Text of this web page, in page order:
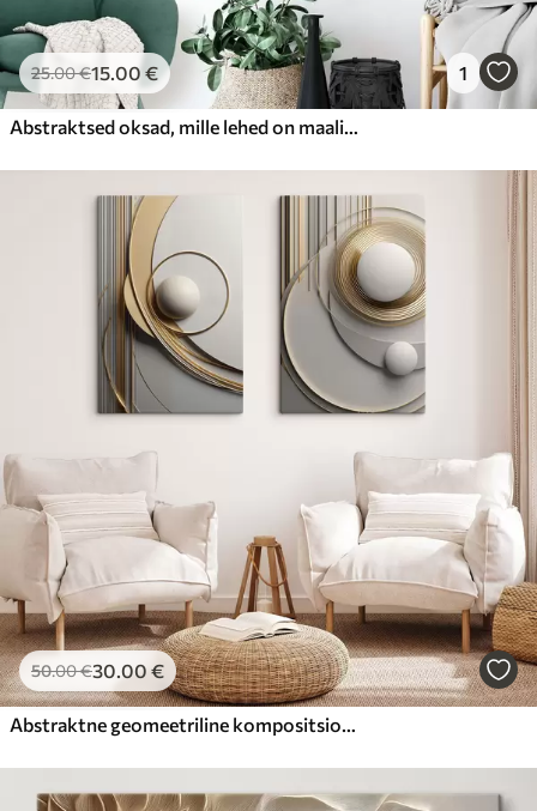
25.00€15.00 € 1
Abstraktsed oksad, mille lehed on maalitud
50.00€30.00 €
Abstraktne geomeetriline kompositsioon, tekstuurne, kaasaegne, minimalistlik kunst